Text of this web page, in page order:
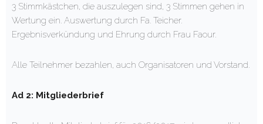
3 Stimmkästchen, die auszulegen sind, 3 Stimmen gehen in
Wertung ein. Auswertung durch Fa. Teicher.
Ergebnisverkündung und Ehrung durch Frau Faour.
Alle Teilnehmer bezahlen, auch Organisatoren und Vorstand.
Ad 2: Mitgliederbrief